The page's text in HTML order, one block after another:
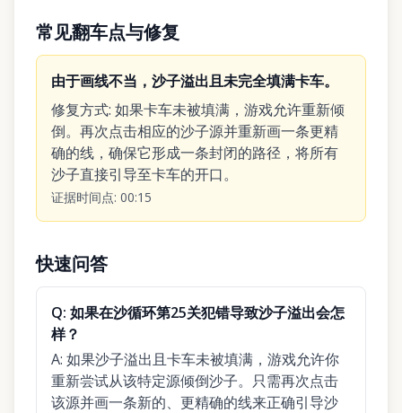
常见翻车点与修复
由于画线不当，沙子溢出且未完全填满卡车。
修复方式: 如果卡车未被填满，游戏允许重新倾
倒。再次点击相应的沙子源并重新画一条更精
确的线，确保它形成一条封闭的路径，将所有
沙子直接引导至卡车的开口。
证据时间点: 00:15
快速问答
Q: 如果在沙循环第25关犯错导致沙子溢出会怎
样？
A: 如果沙子溢出且卡车未被填满，游戏允许你
重新尝试从该特定源倾倒沙子。只需再次点击
该源并画一条新的、更精确的线来正确引导沙